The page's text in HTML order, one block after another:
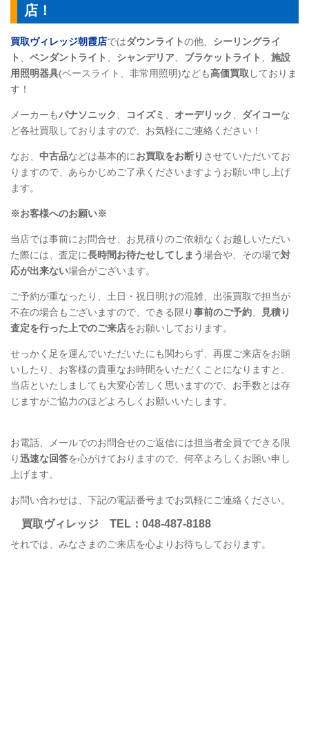
店！
買取ヴィレッジ朝霞店ではダウンライトの他、 シーリングライ
ト
ペンダントライト シャンデリア ブラケットライト
施設
用照明器具(ベースライト、非常用照明)なども高価買取 しておりま
す！
メーカーもパナソニック コイズミ オーデリック ダイコーな
ど各社買取しておりますので、お気軽にご連絡ください！
なお、 中古品などは基本的にお買取をお断り させていただいてお
りますので、あらかじめご了承くださいますようお願い申し上げ
ます。
※お客様へのお願い※
当店では事前にお問合せ、 お見積りのご依頼なくお越しいただい
た際には、査定に長時間お待たせしてしまう場合や、その場で対
応が出来ない場合がございます。
ご予約が重なったり、土日・祝日明けの混雑、出張買取で担当が
不在の場合もございますので、できる限り事前のご予約
見積り
査定を行った上でのご来店をお願いしております。
せっかく足を運んでいただいたにも関わらず、再度ご来店をお願
いしたり、お客様の貴重なお時間をいただくことになりますと、
当店といたしましても大変心苦しく思いますので、お手数とは存
じますがご協力のほどよろしくお願いいたします。
お電話、メールでのお問合せのご返信には担当者全員でできる限
り迅速な回答を心がけておりますので、何卒よろしくお願い申し
上げます。
お問い合わせは、下記の電話番号までお気軽にご連絡ください。
買取ヴィレッジ TEL ：048-487-8188
それでは、みなさまのご来店を心よりお待ちしております。